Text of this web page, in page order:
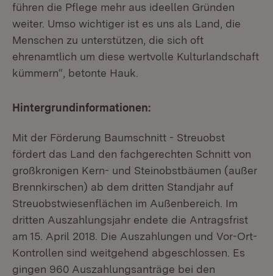
führen die Pflege mehr aus ideellen Gründen
weiter. Umso wichtiger ist es uns als Land, die
Menschen zu unterstützen, die sich oft
ehrenamtlich um diese wertvolle Kulturlandschaft
kümmern“, betonte Hauk.
Hintergrundinformationen:
Mit der Förderung Baumschnitt - Streuobst
fördert das Land den fachgerechten Schnitt von
großkronigen Kern- und Steinobstbäumen (außer
Brennkirschen) ab dem dritten Standjahr auf
Streuobstwiesenflächen im Außenbereich. Im
dritten Auszahlungsjahr endete die Antragsfrist
am 15. April 2018. Die Auszahlungen und Vor-Ort-
Kontrollen sind weitgehend abgeschlossen. Es
gingen 960 Auszahlungsanträge bei den